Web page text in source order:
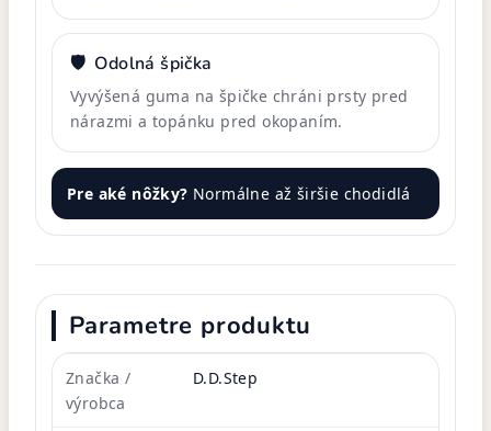
🛡️ Odolná špička
Vyvýšená guma na špičke chráni prsty pred
nárazmi a topánku pred okopaním.
Pre aké nôžky? Normálne až širšie chodidlá
Parametre produktu
Značka /
výrobca
D.D.Step